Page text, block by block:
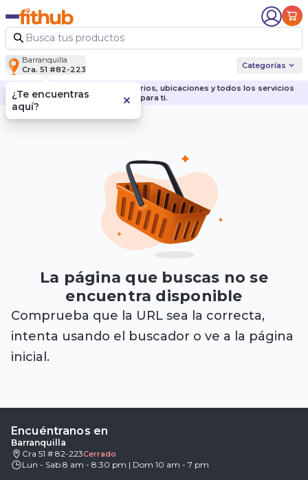
Barranquilla
Cra. 51 #82-223
Categorías
Descubre nuestras sedes, horarios, ubicaciones y todos los servicios
para ti.
La página que buscas no se
encuentra disponible
Comprueba que la URL sea la correcta,
intenta usando el buscador o ve a la página
inicial.
Encuéntranos en
Barranquilla
Cra 51 # 82-223Cerrado
Lun - Sab 8 am - 8:30 pm | Dom 10 am - 7 pm
¿Te encuentras
aquí?